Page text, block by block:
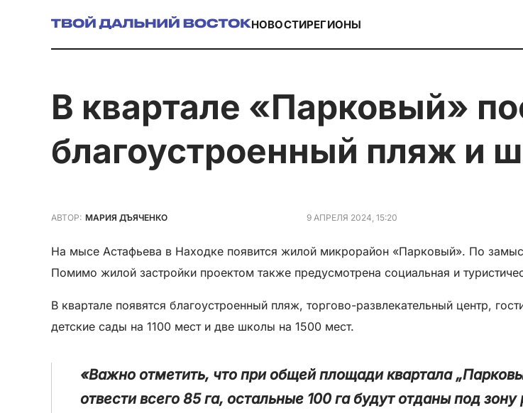
НОВОСТИРЕГИОНЫ
в квартале «Парковый» построят 50 домов,
благоустроенный пляж и
АВТОР: МАРИЯ ДЪЯЧЕНКО 9 АПРЕЛЯ 2024, 15:20
На мысе Астафьева в Находке появится жилой микрорайон «Парковый». По
Помимо жилой застройки проектом также предусмотрена социальная и
В квартале появятся благоустроенный пляж, торгово-развлекательный центр,
детские сады на 1100 мест и две школы на 1500 мест.
«Важно отметить, что при общей площади квартала
отвести всего 85 га, остальные 100 га будут отданы под